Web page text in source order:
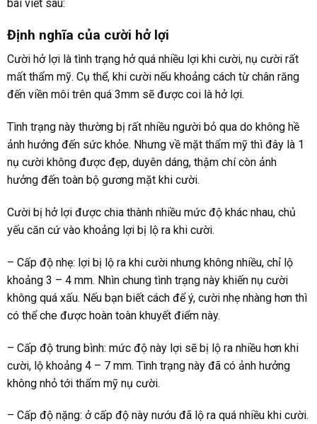
bài viết sau:
Định nghĩa của cười hở lợi
Cười hở lợi là tình trạng hở quá nhiều lợi khi cười, nụ cười rất
mất thẩm mỹ. Cụ thể, khi cười nếu khoảng cách từ chân răng
đến viền môi trên quá 3mm sẽ được coi là hở lợi.
Tình trạng này thường bị rất nhiều người bỏ qua do không hề
ảnh hưởng đến sức khỏe. Nhưng về mặt thẩm mỹ thì đây là 1
nụ cười không được đẹp, duyên dáng, thậm chí còn ảnh
hưởng đến toàn bộ gương mặt khi cười.
Cười bị hở lợi được chia thành nhiều mức độ khác nhau, chủ
yếu căn cứ vào khoảng lợi bị lộ ra khi cười.
– Cấp độ nhẹ: lợi bị lộ ra khi cười nhưng không nhiều, chỉ lộ
khoảng 3 – 4 mm. Nhìn chung tình trạng này khiến nụ cười
không quá xấu. Nếu bạn biết cách để ý, cười nhẹ nhàng hơn thì
có thể che được hoàn toàn khuyết điểm này.
– Cấp độ trung bình: mức độ này lợi sẽ bị lộ ra nhiều hơn khi
cười, lộ khoảng 4 – 7 mm. Tình trạng này đã có ảnh hưởng
không nhỏ tới thẩm mỹ nụ cười.
– Cấp độ nặng: ở cấp độ này nướu đã lộ ra quá nhiều khi cười.